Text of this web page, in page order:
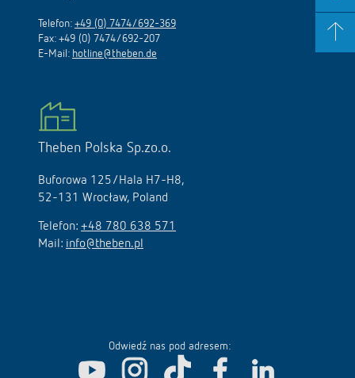
Telefon: +49 (0) 7474/692-369
Fax: +49 (0) 7474/692-207
E-Mail: hotline@theben.de
Theben Polska Sp.zo.o.
Buforowa 125/Hala H7-H8,
52-131 Wrocław, Poland
Telefon: +48 780 638 571
Mail: info@theben.pl
Odwiedź nas pod adresem: